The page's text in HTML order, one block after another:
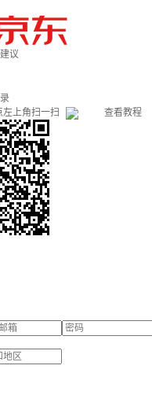
议
左上角扫一扫 查看教程